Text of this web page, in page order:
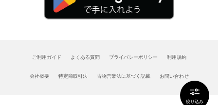
絞り込み
ご利用ガイド よくある質問 プライバシーポリシー 利用規約
会社概要 特定商取引法 古物営業法に基づく記載 お問い合わせ